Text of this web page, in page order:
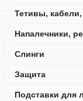
Тетивы,
Напалечники,
Слинги
Защита
Подставки для